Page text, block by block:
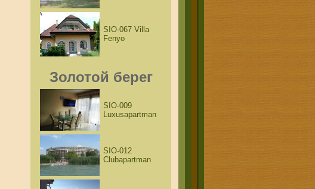
SIO-067 Villa
Fenyo
Золотой берег
SIO-009
Luxusapartman
SIO-012
Clubapartman